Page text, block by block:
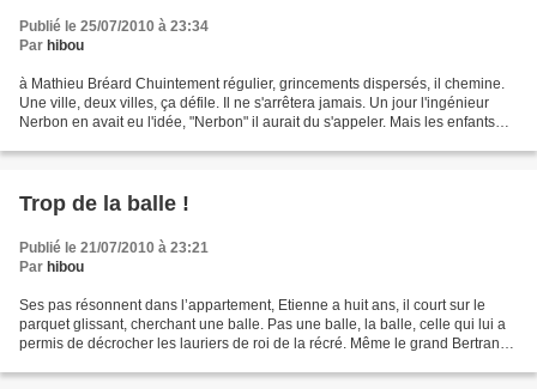
Publié le 25/07/2010 à 23:34
Par hibou
à Mathieu Bréard Chuintement régulier, grincements dispersés, il chemine.
Une ville, deux villes, ça défile. Il ne s'arrêtera jamais. Un jour l'ingénieur
Nerbon en avait eu l'idée, "Nerbon" il aurait du s'appeler. Mais les enfants
Trop de la balle !
Publié le 21/07/2010 à 23:21
Par hibou
Ses pas résonnent dans l’appartement, Etienne a huit ans, il court sur le
parquet glissant, cherchant une balle. Pas une balle, la balle, celle qui lui a
permis de décrocher les lauriers de roi de la récré. Même le grand Bertrand